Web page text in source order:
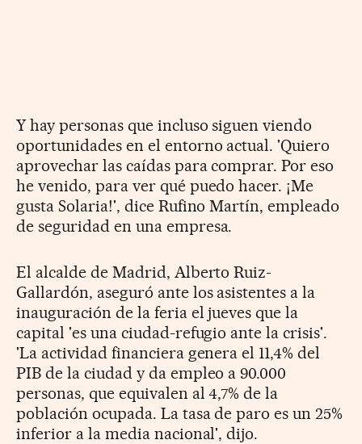
Y hay personas que incluso siguen viendo
oportunidades en el entorno actual. 'Quiero
aprovechar las caídas para comprar. Por eso
he venido, para ver qué puedo hacer. ¡Me
gusta Solaria!', dice Rufino Martín, empleado
de seguridad en una empresa.
El alcalde de Madrid, Alberto Ruiz-
Gallardón, aseguró ante los asistentes a la
inauguración de la feria el jueves que la
capital 'es una ciudad-refugio ante la crisis'.
'La actividad financiera genera el 11,4% del
PIB de la ciudad y da empleo a 90.000
personas, que equivalen al 4,7% de la
población ocupada. La tasa de paro es un 25%
inferior a la media nacional', dijo.